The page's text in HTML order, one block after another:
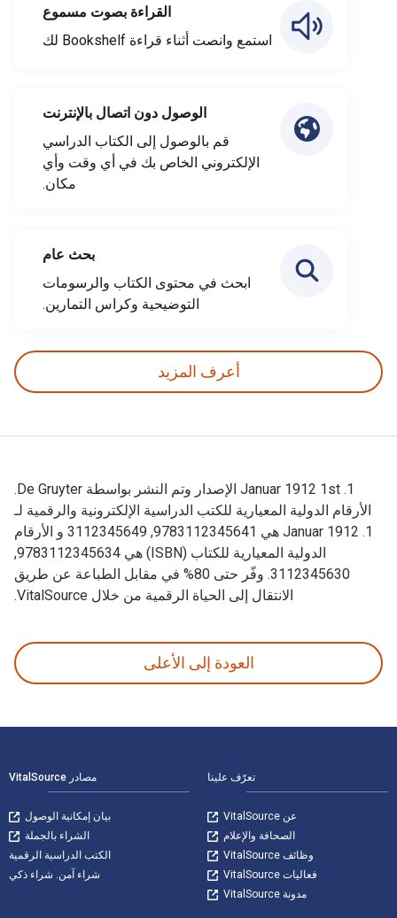
القراءة بصوت مسموع
استمع وانصت أثناء قراءة Bookshelf لك
الوصول دون اتصال بالإنترنت
قم بالوصول إلى الكتاب الدراسي
الإلكتروني الخاص بك في أي وقت وأي
مكان.
بحث عام
ابحث في محتوى الكتاب والرسومات
التوضيحية وكراس التمارين.
أعرف المزيد
1. Januar 1912 1st الإصدار وتم النشر بواسطة De Gruyter.
الأرقام الدولية المعيارية للكتب الدراسية الإلكترونية والرقمية لـ
1. Januar 1912 هي 9783112345641, 3112345649 و الأرقام
الدولية المعيارية للكتاب (ISBN) هي 9783112345634,
3112345630. وفّر حتى 80% في مقابل الطباعة عن طريق
الانتقال إلى الحياة الرقمية من خلال VitalSource.
العودة إلى الأعلى
تعرّف علينا
عن VitalSource
الصحافة والإعلام
وظائف VitalSource
فعاليات VitalSource
مدونة VitalSource
مصادر VitalSource
بيان إمكانية الوصول
الشراء بالجملة
الكتب الدراسية الرقمية
شراء آمن. شراء ذكي